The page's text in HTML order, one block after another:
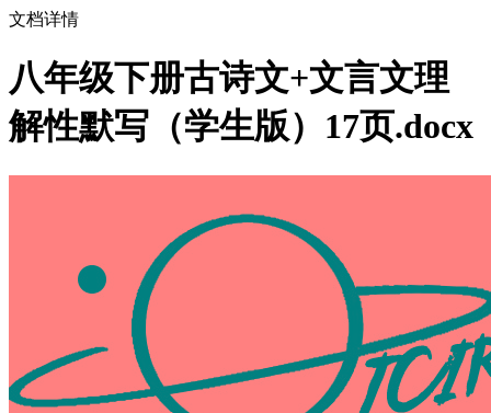
文档详情
八年级下册古诗文+文言文理
解性默写（学生版）17页.docx